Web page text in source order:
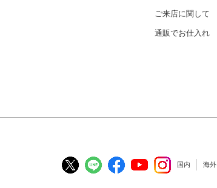
ご来店に関して
通販でお仕入れ
国内 海外